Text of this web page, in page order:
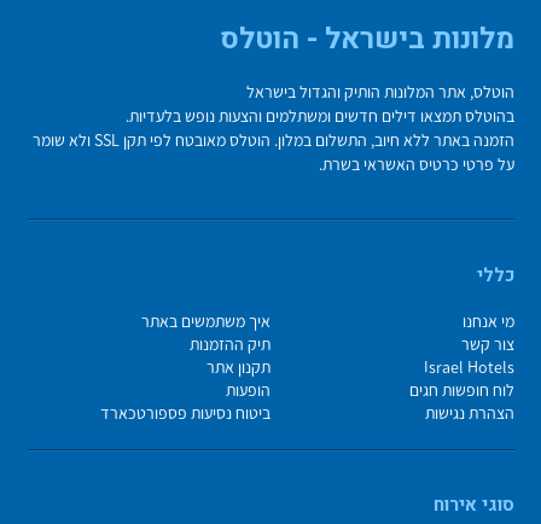
מלונות בישראל - הוטלס
הוטלס, אתר המלונות הותיק והגדול בישראל
בהוטלס תמצאו דילים חדשים ומשתלמים והצעות נופש בלעדיות.
הזמנה באתר ללא חיוב, התשלום במלון. הוטלס מאובטח לפי תקן SSL ולא שומר
על פרטי כרטיס האשראי בשרת.
כללי
מי אנחנו
איך משתמשים באתר
צור קשר
תיק ההזמנות
Israel Hotels
תקנון אתר
לוח חופשות חגים
הופעות
הצהרת נגישות
ביטוח נסיעות פספורטכארד
סוגי אירוח